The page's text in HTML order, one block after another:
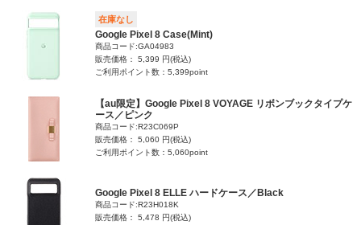
在庫なし
Google Pixel 8 Case(Mint)
商品コード:GA04983
販売価格： 5,399 円(税込)
ご利用ポイント数：5,399point
【au限定】Google Pixel 8 VOYAGE リボンブックタイプケ
ース／ピンク
商品コード:R23C069P
販売価格： 5,060 円(税込)
ご利用ポイント数：5,060point
Google Pixel 8 ELLE ハードケース／Black
商品コード:R23H018K
販売価格： 5,478 円(税込)